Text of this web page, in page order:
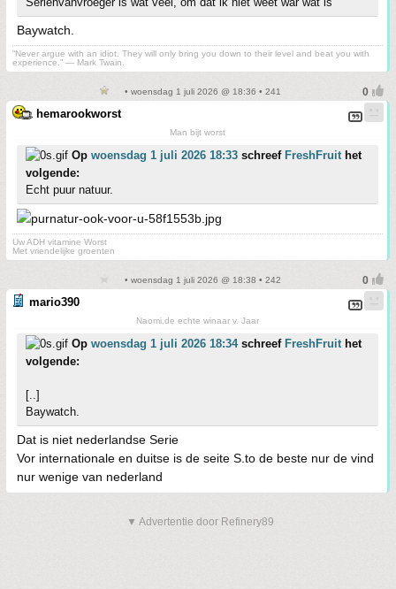
Baywatch.
“Never argue with an idiot. They will only bring you down to their level and beat you with
experience.” ― Mark Twain.
• woensdag 1 juli 2026 @ 18:36 • 241
hemarookworst
Man bijt worst
Op woensdag 1 juli 2026 18:33 schreef FreshFruithet
volgende:
Echt puur natuur.
Uw ADH vitamine Worst
Met vriendelijke groenten
• woensdag 1 juli 2026 @ 18:38 • 242
mario390
Naomi,de echte winaar v. Jaar
Op woensdag 1 juli 2026 18:34schreef FreshFruithet
volgende:
[..]
Baywatch.
Dat is niet nederlandse Serie
Vor internationale en duitse is de seite S.to de beste nur de vind
nur wenige van nederland
▼ Advertentie door Refinery89